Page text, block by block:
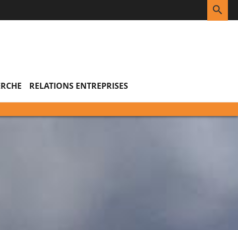
RELATIONS ENTREPRISES